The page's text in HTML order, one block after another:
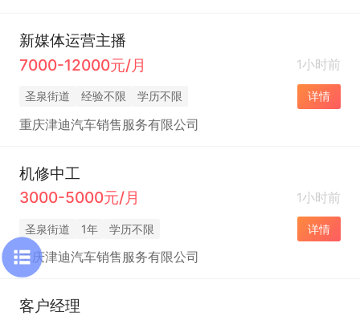
新媒体运营主播
7000-12000元/月
1小时前
圣泉街道 经验不限 学历不限 详情
重庆津迪汽车销售服务有限公司
机修中工
3000-5000元/月
1小时前
圣泉街道 1年 学历不限 详情
重庆津迪汽车销售服务有限公司
客户经理